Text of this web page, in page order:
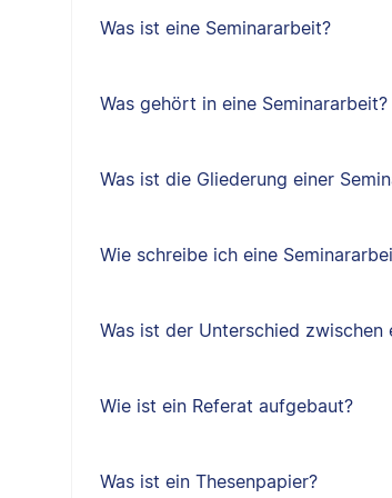
Was ist eine Seminararbeit?
Was gehört in eine Seminararbeit?
Was ist die Gliederung einer
Wie schreibe ich eine
Was ist der Unterschied zwischen
Wie ist ein Referat aufgebaut?
Was ist ein Thesenpapier?